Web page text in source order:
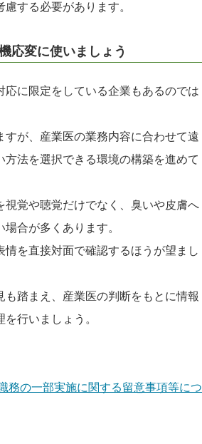
する必要があります。
応変に使いましょう
に限定をしている企業もあるのでは
が、産業医の業務内容に合わせて遠
法を選択できる環境の構築を進めて
覚や聴覚だけでなく、臭いや皮膚へ
合が多くあります。
を直接対面で確認するほうが望まし
踏まえ、産業医の判断をもとに情報
行いましょう。
務の一部実施に関する留意事項等につ